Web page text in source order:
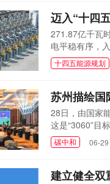
迈入“十四
271.87亿千瓦
电平稳有序，
合保障能力的不
十四五能源规划
苏州描绘国
28日，由国家
这是“3060”目
新时代能源变
碳中和 06-29
建立健全双